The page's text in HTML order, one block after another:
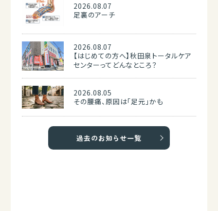
2026.08.07
足裏のアーチ
2026.08.07
【はじめての方へ】秋田泉トータルケア
センターってどんなところ？
2026.08.05
その腰痛、原因は「足元」かも
過去のお知らせ一覧